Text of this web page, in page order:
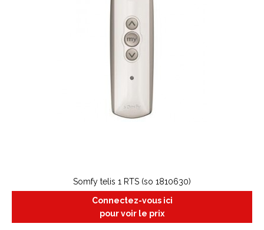
Somfy telis 1 RTS (so 1810630)
Connectez-vous ici
pour voir le prix